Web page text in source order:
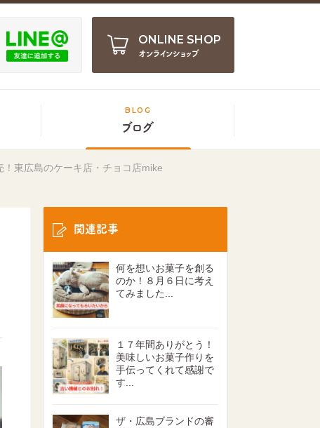
ONLINE SHOP
オンラインショップ
BLOG
ブログ
東広島のケーキ店・チョコ店mike
関連記事
何を想いお菓子を創る
のか！８月６日に考え
てみました...
１７年間ありがとう！
美味しいお菓子作りを
手伝ってくれて感謝で
す...
ザ・広島ブランドの審